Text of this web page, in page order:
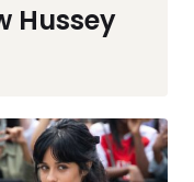
Hussey